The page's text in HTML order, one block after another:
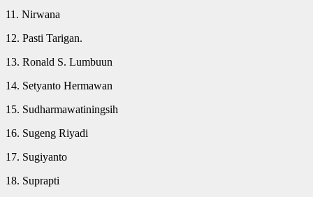
11. Nirwana
12. Pasti Tarigan.
13. Ronald S. Lumbuun
14. Setyanto Hermawan
15. Sudharmawatiningsih
16. Sugeng Riyadi
17. Sugiyanto
18. Suprapti